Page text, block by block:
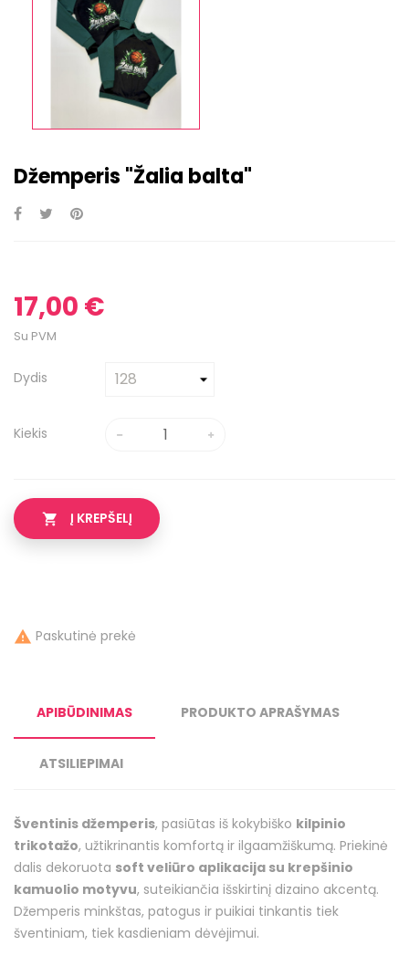
Džemperis "Žalia balta"
17,00 €
Su PVM
Dydis
Kiekis
 Į KREPŠELĮ
 Paskutinė prekė
APIBŪDINIMAS PRODUKTO APRAŠYMAS
ATSILIEPIMAI
Šventinis džemperis, pasiūtas iš kokybiško kilpinio
trikotažo, užtikrinantis komfortą ir ilgaamžiškumą. Priekinė
dalis dekoruota soft veliūro aplikacija su krepšinio
kamuolio motyvu, suteikiančia išskirtinį dizaino akcentą.
Džemperis minkštas, patogus ir puikiai tinkantis tiek
šventiniam, tiek kasdieniam dėvėjimui.